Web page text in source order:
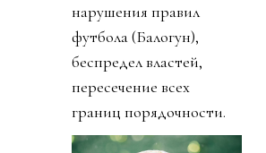
нарушения правил
футбола (Балогун),
беспредел властей,
пересечение всех
границ порядочности.